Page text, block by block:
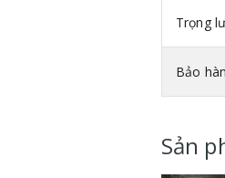
Trọng
Bảo
Sản